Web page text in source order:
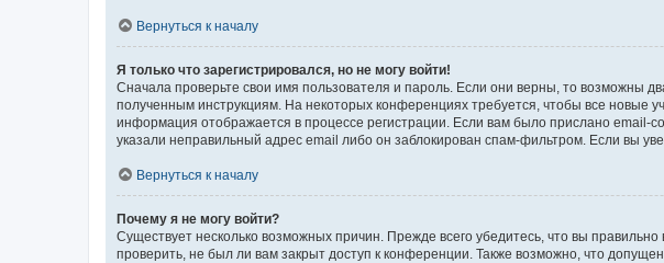
Вернуться к началу
Я только что зарегистрировался, но не могу войти!
Сначала проверьте свои имя пользователя и пароль. Если они верны, то возможны
полученным инструкциям. На некоторых конференциях требуется, чтобы все новые
информация отображается в процессе регистрации. Если вам было прислано
указали неправильный адрес email либо он заблокирован спам-фильтром. Если вы
Вернуться к началу
Почему я не могу войти?
Существует несколько возможных причин. Прежде всего убедитесь, что вы
проверить, не был ли вам закрыт доступ к конференции. Также возможно, что